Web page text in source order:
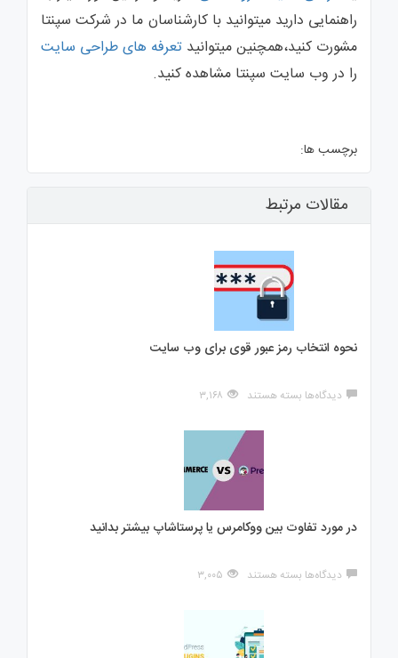
راهنمایی دارید میتوانید با کارشناسان ما در شرکت سپنتا
مشورت کنید،همچنین میتوانید تعرفه های طراحی سایت
را در وب سایت سپنتا مشاهده کنید.
برچسب ها:
مقالات مرتبط
نحوه انتخاب رمز عبور قوی برای وب سایت
دیدگاه‌ها برای
بسته هستند ۳,۱۶۸
در مورد تفاوت بین ووکامرس یا پرستاشاپ بیشتر بدانید
دیدگاه‌ها برای
بسته هستند ۳,۰۰۵